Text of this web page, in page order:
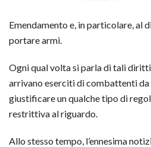
Emendamento e, in particolare, al
portare armi.
Ogni qual volta si parla di tali
arrivano eserciti di combattenti
giustificare un qualche tipo di
restrittiva al riguardo.
Allo stesso tempo, l’ennesima